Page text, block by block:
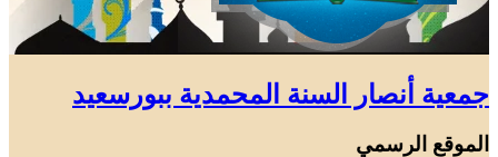
جمعية أنصار السنة المحمدية ببورسعيد
الموقع الرسمي